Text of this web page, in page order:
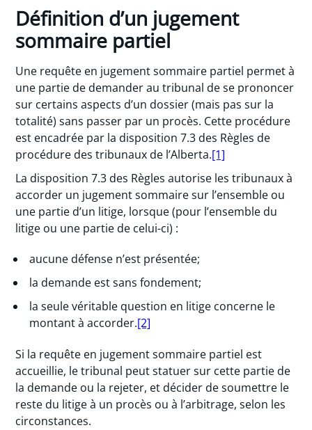
Définition d’un jugement
sommaire partiel
Une requête en jugement sommaire partiel permet à
une partie de demander au tribunal de se prononcer
sur certains aspects d’un dossier (mais pas sur la
totalité) sans passer par un procès. Cette procédure
est encadrée par la disposition 7.3 des Règles de
procédure des tribunaux de l’Alberta.[1]
La disposition 7.3 des Règles autorise les tribunaux à
accorder un jugement sommaire sur l’ensemble ou
une partie d’un litige, lorsque (pour l’ensemble du
litige ou une partie de celui-ci) :
aucune défense n’est présentée;
la demande est sans fondement;
la seule véritable question en litige concerne le
montant à accorder.[2]
Si la requête en jugement sommaire partiel est
accueillie, le tribunal peut statuer sur cette partie de
la demande ou la rejeter, et décider de soumettre le
reste du litige à un procès ou à l’arbitrage, selon les
circonstances.